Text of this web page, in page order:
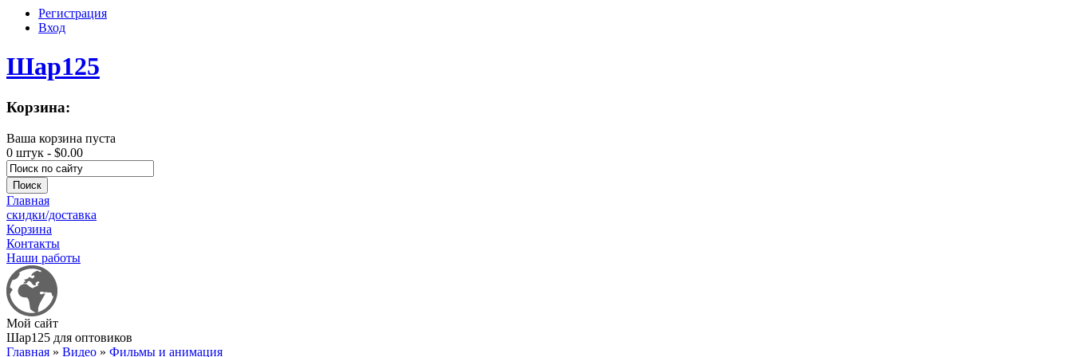
Регистрация
Вход
Шар125
Корзина:
Ваша корзина пуста
0 штук - $0.00
Главная
скидки/доставка
Корзина
Контакты
Наши работы
Мой сайт
Шар125 для оптовиков
Главная » Видео » Фильмы и анимация